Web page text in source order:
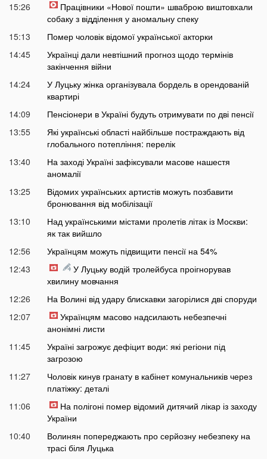
15:26
Працівники «Нової пошти» шваброю виштовхали
собаку з відділення у аномальну спеку
15:13
Помер чоловік відомої української акторки
14:45
Українці дали невтішний прогноз щодо термінів
закінчення війни
14:24
У Луцьку жінка організувала бордель в орендованій
квартирі
14:09
Пенсіонери в Україні будуть отримувати по дві пенсії
13:55
Які українські області найбільше постраждають від
глобального потепління: перелік
13:40
На заході Україні зафіксували масове нашестя
аномалії
13:25
Відомих українських артистів можуть позбавити
бронювання від мобілізації
13:10
Над українськими містами пролетів літак із Москви:
як так вийшло
12:56
Українцям можуть підвищити пенсії на 54%
12:43
У Луцьку водій тролейбуса проігнорував
хвилину мовчання
12:26
На Волині від удару блискавки загорілися дві споруди
12:07
Українцям масово надсилають небезпечні
анонімні листи
11:45
Україні загрожує дефіцит води: які регіони під
загрозою
11:27
Чоловік кинув гранату в кабінет комунальників через
платіжку: деталі
11:06
На полігоні помер відомий дитячий лікар із заходу
України
10:40
Волинян попереджають про серйозну небезпеку на
трасі біля Луцька